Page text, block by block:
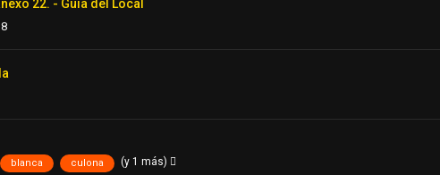
22. - Guia del Local
blanca culona (y 1 más)